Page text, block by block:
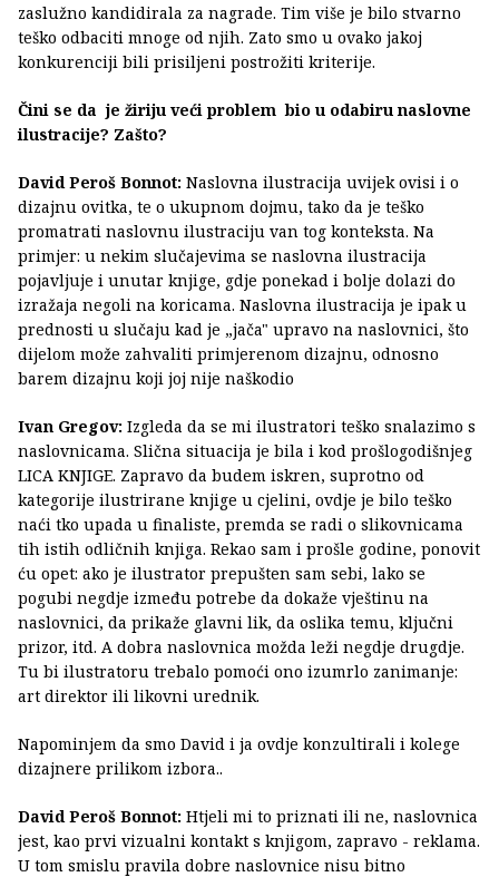
zaslužno kandidirala za nagrade. Tim više je bilo stvarno
teško odbaciti mnoge od njih. Zato smo u ovako jakoj
konkurenciji bili prisiljeni postrožiti kriterije.
Čini se da je žiriju veći problem bio u odabiru naslovne
ilustracije? Zašto?
David Peroš Bonnot: Naslovna ilustracija uvijek ovisi i o
dizajnu ovitka, te o ukupnom dojmu, tako da je teško
promatrati naslovnu ilustraciju van tog konteksta. Na
primjer: u nekim slučajevima se naslovna ilustracija
pojavljuje i unutar knjige, gdje ponekad i bolje dolazi do
izražaja negoli na koricama. Naslovna ilustracija je ipak u
prednosti u slučaju kad je „jača" upravo na naslovnici, što
dijelom može zahvaliti primjerenom dizajnu, odnosno
barem dizajnu koji joj nije naškodio
Ivan Gregov: Izgleda da se mi ilustratori teško snalazimo s
naslovnicama. Slična situacija je bila i kod prošlogodišnjeg
LICA KNJIGE. Zapravo da budem iskren, suprotno od
kategorije ilustrirane knjige u cjelini, ovdje je bilo teško
naći tko upada u finaliste, premda se radi o slikovnicama
tih istih odličnih knjiga. Rekao sam i prošle godine, ponovit
ću opet: ako je ilustrator prepušten sam sebi, lako se
pogubi negdje između potrebe da dokaže vještinu na
naslovnici, da prikaže glavni lik, da oslika temu, ključni
prizor, itd. A dobra naslovnica možda leži negdje drugdje.
Tu bi ilustratoru trebalo pomoći ono izumrlo zanimanje:
art direktor ili likovni urednik.
Napominjem da smo David i ja ovdje konzultirali i kolege
dizajnere prilikom izbora..
David Peroš Bonnot: Htjeli mi to priznati ili ne, naslovnica
jest, kao prvi vizualni kontakt s knjigom, zapravo - reklama.
U tom smislu pravila dobre naslovnice nisu bitno